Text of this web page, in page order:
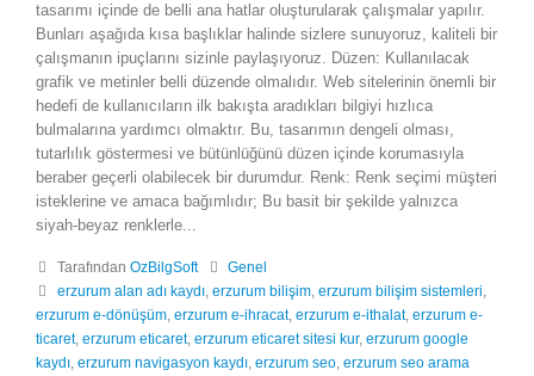
tasarımı içinde de belli ana hatlar oluşturularak çalışmalar yapılır.
Bunları aşağıda kısa başlıklar halinde sizlere sunuyoruz, kaliteli bir
çalışmanın ipuçlarını sizinle paylaşıyoruz. Düzen: Kullanılacak
grafik ve metinler belli düzende olmalıdır. Web sitelerinin önemli bir
hedefi de kullanıcıların ilk bakışta aradıkları bilgiyi hızlıca
bulmalarına yardımcı olmaktır. Bu, tasarımın dengeli olması,
tutarlılık göstermesi ve bütünlüğünü düzen içinde korumasıyla
beraber geçerli olabilecek bir durumdur. Renk: Renk seçimi müşteri
isteklerine ve amaca bağımlıdır; Bu basit bir şekilde yalnızca
siyah-beyaz renklerle...
Tarafından OzBilgSoft
Genel
erzurum alan adı kaydı, erzurum bilişim, erzurum bilişim sistemleri
erzurum e-dönüşüm erzurum e-ihracat, erzurum e-ithalat, erzurum e-
ticaret, erzurum eticaret, erzurum eticaret sitesi kur, erzurum google
kaydı erzurum navigasyon kaydı erzurum seo erzurum seo arama